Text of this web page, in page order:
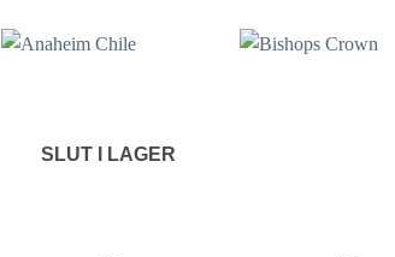
SLUT I LAGER